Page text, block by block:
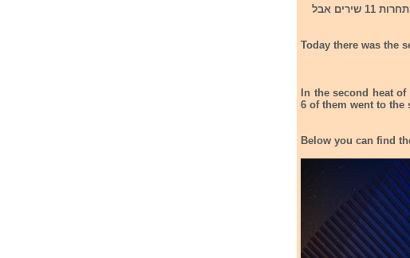
היום התקיים הסיבוב השני בקדם הליטאי לקדם אירוויזיון 2022. בסיבוב השני התחרות 11 שירים אבל
Today there was the
In the second heat
6 of them went to the
Below you can find